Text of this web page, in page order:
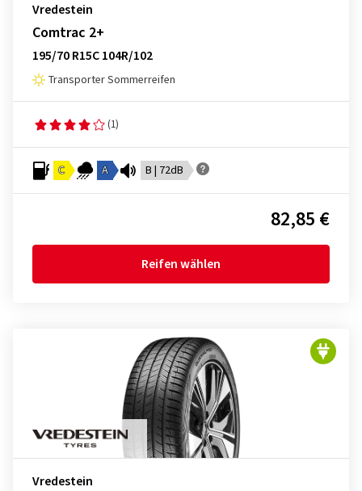
Vredestein
Comtrac 2+
195/70 R15C 104R/102
Transporter Sommerreifen
(1)
C A B | 72dB
82,85 €
Reifen wählen
Vredestein